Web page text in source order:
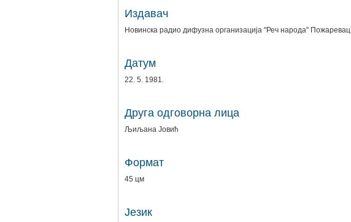
Издавач
Новинска радио дифузна организација "Реч народа" Пожаревац
Датум
22. 5. 1981.
Друга одговорна лица
Љиљана Јовић
Формат
45 цм
Језик